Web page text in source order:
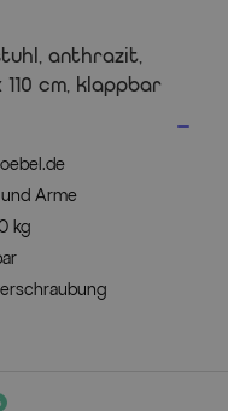
anthrazit,
110 cm, klappbar
Arme
kg